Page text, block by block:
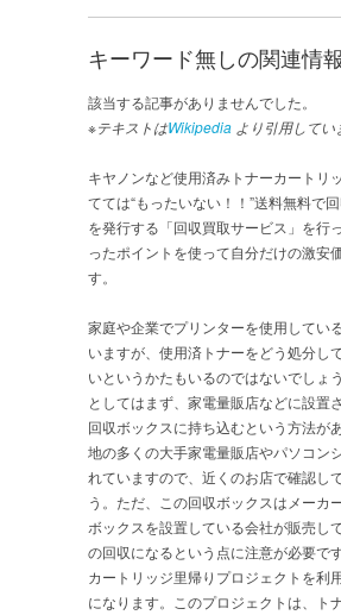
キーワード無しの関連情報
該当する記事がありませんでした。
※テキストはWikipedia より引用してい
キヤノンなど使用済みトナーカートリ
てては“もったいない！！”送料無料で
を発行する「回収買取サービス」を行
ったポイントを使って自分だけの激安
す。
家庭や企業でプリンターを使用してい
いますが、使用済トナーをどう処分し
いというかたもいるのではないでしょ
としてはまず、家電量販店などに設置
回収ボックスに持ち込むという方法が
地の多くの大手家電量販店やパソコン
れていますので、近くのお店で確認し
う。ただ、この回収ボックスはメーカ
ボックスを設置している会社が販売し
の回収になるという点に注意が必要で
カートリッジ里帰りプロジェクトを利
になります。このプロジェクトは、ト